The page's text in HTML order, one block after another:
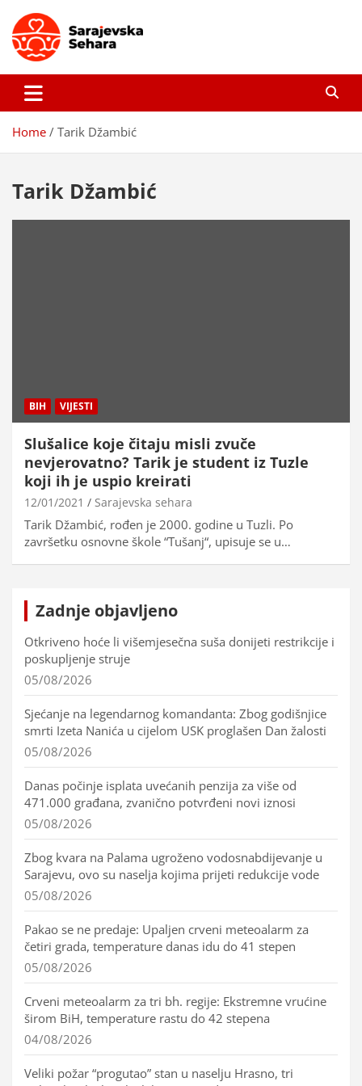
content
Sarajevska sehara
Home Tarik Džambić
Tarik Džambić
BIH VIJESTI
Slušalice koje čitaju misli zvuče
nevjerovatno? Tarik je student iz Tuzle
koji ih je uspio kreirati
12/01/2021 Sarajevska sehara
Tarik Džambić, rođen je 2000. godine u Tuzli. Po
završetku osnovne škole “Tušanj“, upisuje se u…
Zadnje objavljeno
Otkriveno hoće li višemjesečna suša donijeti restrikcije i
poskupljenje struje
05/08/2026
Sjećanje na legendarnog komandanta: Zbog godišnjice
smrti Izeta Nanića u cijelom USK proglašen Dan žalosti
05/08/2026
Danas počinje isplata uvećanih penzija za više od
471.000 građana, zvanično potvrđeni novi iznosi
05/08/2026
Zbog kvara na Palama ugroženo vodosnabdijevanje u
Sarajevu, ovo su naselja kojima prijeti redukcije vode
05/08/2026
Pakao se ne predaje: Upaljen crveni meteoalarm za
četiri grada, temperature danas idu do 41 stepen
05/08/2026
Crveni meteoalarm za tri bh. regije: Ekstremne vrućine
širom BiH, temperature rastu do 42 stepena
04/08/2026
Veliki požar “progutao” stan u naselju Hrasno, tri